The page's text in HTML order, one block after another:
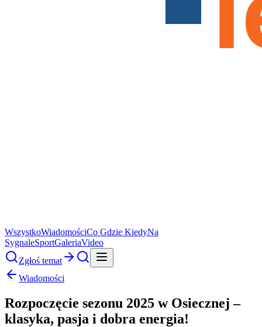
WszystkoWiadomościCo Gdzie KiedyNa
SygnaleSportGaleriaVideo
Zgłoś temat
Wiadomości
Rozpoczęcie sezonu 2025 w Osiecznej –
klasyka, pasja i dobra energia!